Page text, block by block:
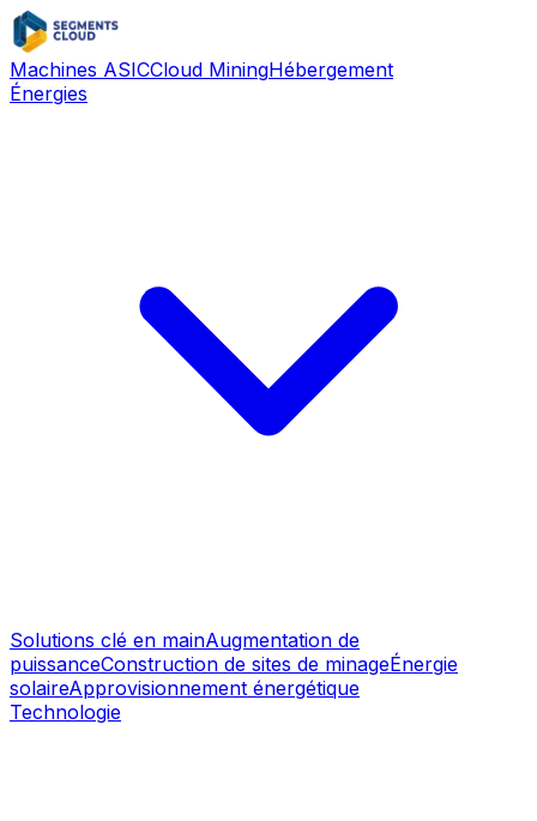
Machines ASICCloud MiningHébergement
Énergies
Solutions clé en mainAugmentation de
puissanceConstruction de sites de minageÉnergie
solaireApprovisionnement énergétique
Technologie